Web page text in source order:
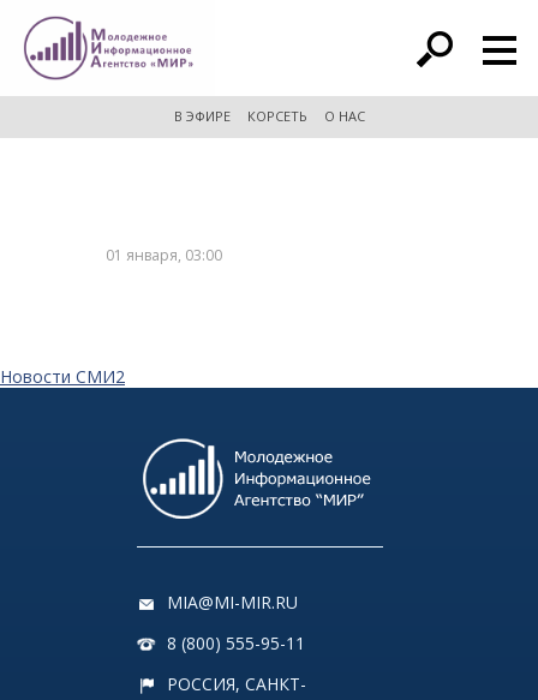
расширенный поиск
В ЭФИРЕ КОРСЕТЬ О НАС
01 января, 03:00
Новости СМИ2
MIA@MI-MIR.RU
8 (800) 555-95-11
РОССИЯ, САНКТ-